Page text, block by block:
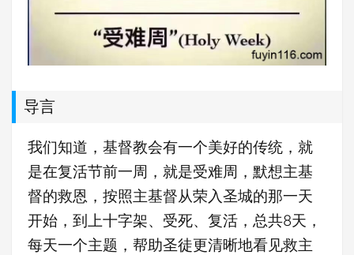
导言
我们知道，基督教会有一个美好的传统，就
是在复活节前一周，就是受难周，默想主基
督的救恩，按照主基督从荣入圣城的那一天
开始，到上十字架、受死、复活，总共8天，
每天一个主题，帮助圣徒更清晰地看见救主